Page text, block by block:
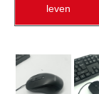
leven